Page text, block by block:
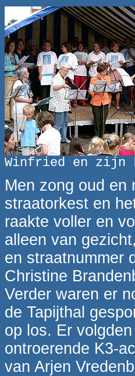
Winfried en
Men zong oud en
straatorkest en
raakte voller en
alleen van
en straatnummer
Christine
Verder waren er
de Tapijthal
op los. Er
ontroerende K3-
van Arjen